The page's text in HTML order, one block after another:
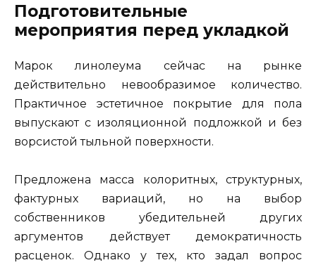
Подготовительные
мероприятия перед укладкой
Марок линолеума сейчас на рынке
действительно невообразимое количество.
Практичное эстетичное покрытие для пола
выпускают с изоляционной подложкой и без
ворсистой тыльной поверхности.
Предложена масса колоритных, структурных,
фактурных вариаций, но на выбор
собственников убедительней других
аргументов действует демократичность
расценок. Однако у тех, кто задал вопрос